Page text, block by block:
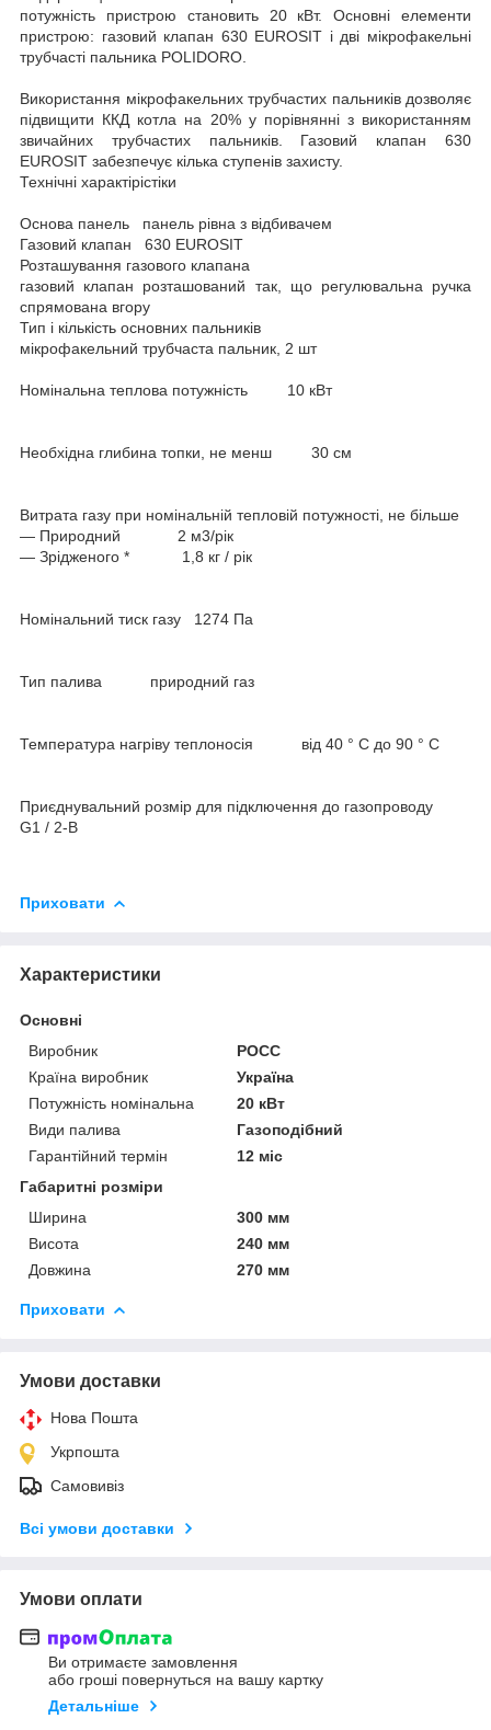
потужність пристрою становить 20 кВт. Основні елементи
пристрою: газовий клапан 630 EUROSIT і дві мікрофакельні
трубчасті пальника POLIDORO.
Використання мікрофакельних трубчастих пальників дозволяє
підвищити ККД котла на 20% у порівнянні з використанням
звичайних трубчастих пальників. Газовий клапан 630
EUROSIT забезпечує кілька ступенів захисту.
Технічні характірістіки
Основа панель панель рівна з відбивачем
Газовий клапан 630 EUROSIT
Розташування газового клапана
газовий клапан розташований так, що регулювальна ручка
спрямована вгору
Тип і кількість основних пальників
мікрофакельний трубчаста пальник, 2 шт
Номінальна теплова потужність 10 кВт
Необхідна глибина топки, не менш 30 см
Витрата газу при номінальній тепловій потужності, не більше
― Природний 2 м3/рік
― Зрідженого * 1,8 кг / рік
Номінальний тиск газу 1274 Па
Тип палива природний газ
Температура нагріву теплоносія від 40 ° C до 90 ° C
Приєднувальний розмір для підключення до газопроводу
G1 / 2-B
Приховати
Характеристики
Основні
Виробник
РОСС
Країна виробник
Україна
Потужність номінальна
20 кВт
Види палива
Газоподібний
Гарантійний термін
12 міс
Габаритні розміри
Ширина
300 мм
Висота
240 мм
Довжина
270 мм
Приховати
Умови доставки
Нова Пошта
Укрпошта
Самовивіз
Всі умови доставки
Умови оплати
Ви отримаєте замовлення
або гроші повернуться на вашу картку
Детальніше